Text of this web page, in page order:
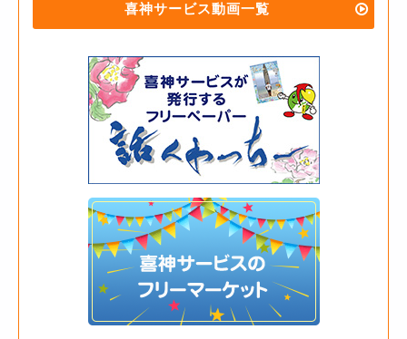
喜神サービス動画一覧